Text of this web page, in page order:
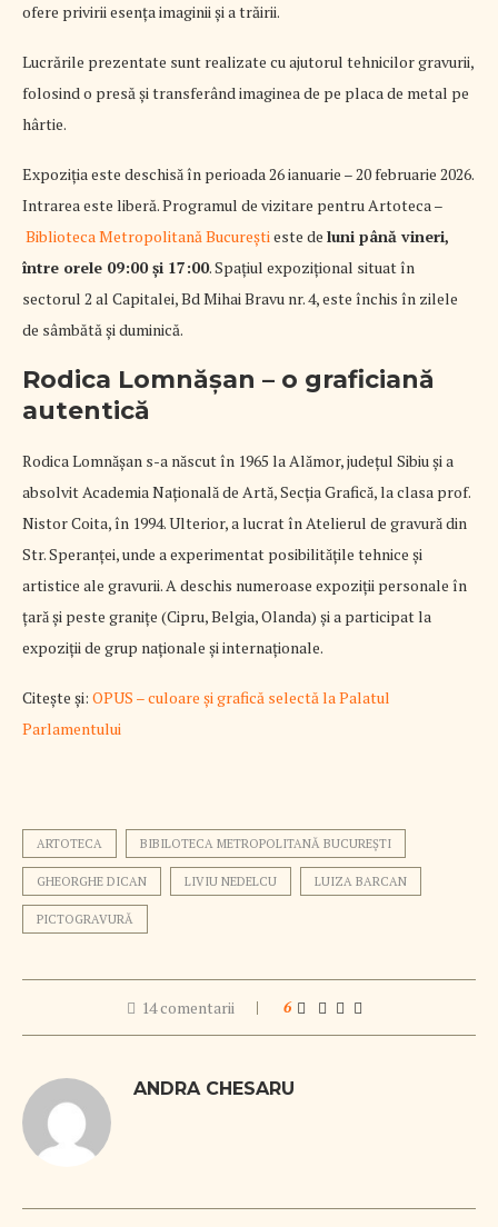
ofere privirii esența imaginii și a trăirii.
Lucrările prezentate sunt realizate cu ajutorul tehnicilor gravurii,
folosind o presă și transferând imaginea de pe placa de metal pe
hârtie.
Expoziția este deschisǎ în perioada 26 ianuarie – 20 februarie 2026.
Intrarea este liberă. Programul de vizitare pentru Artoteca –
Biblioteca Metropolitană Bucureștieste de luni până vineri,
între orele 09:00 și 17:00. Spațiul expozițional situat în
sectorul 2 al Capitalei, Bd Mihai Bravu nr. 4, este închis în zilele
de sâmbătă și duminică.
Rodica Lomnășan – o graficiană
autentică
Rodica Lomnǎşan s-a nǎscut în 1965 la Alǎmor, județul Sibiu şi a
absolvit Academia Naționalǎ de Artǎ, Secția Graficǎ, la clasa prof.
Nistor Coita, în 1994. Ulterior, a lucrat în Atelierul de gravurǎ din
Str. Speranței, unde a experimentat posibilitǎțile tehnice şi
artistice ale gravurii. A deschis numeroase expoziții personale în
țarǎ şi peste granițe (Cipru, Belgia, Olanda) şi a participat la
expoziții de grup naționale şi internaționale.
Citește și: OPUS – culoare și grafică selectă la Palatul
Parlamentului
ARTOTECA BIBILOTECA METROPOLITANĂ BUCUREȘTI
GHEORGHE DICAN LIVIU NEDELCU LUIZA BARCAN
PICTOGRAVURĂ
14 comentarii 6
ANDRA CHESARU